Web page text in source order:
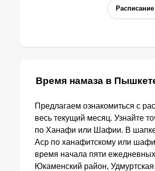
Время намаза в
Предлагаем ознакомиться с
весь текущий месяц. Узнайте
по Ханафи или Шафии. В
Аср по ханафитскому или
время начала пяти
Юкаменский район,